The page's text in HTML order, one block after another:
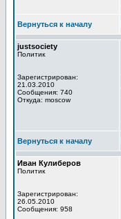
Вернуться к началу
justsociety
Политик
Зарегистрирован:
21.03.2010
Сообщения: 740
Откуда: moscow
Вернуться к началу
Иван Кулиберов
Политик
Зарегистрирован:
26.05.2010
Сообщения: 958